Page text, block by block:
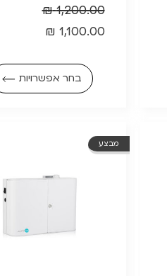
1,200.00
₪
1,100.00
₪
בחר אפשרויות
מבצע